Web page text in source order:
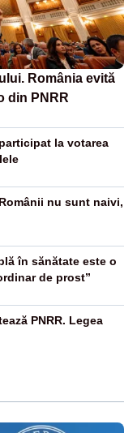
România evită
din PNRR
la votarea
nu sunt naivi,
în sănătate este o
de prost”
PNRR. Legea